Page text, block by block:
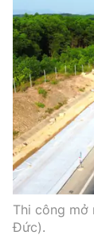
Hàng hải
Đường sắt
Nhà thầu
Mời thầu -
Thi viết về
Chung tay vì
Gương sáng
Đời sống
Lao động -
Showbiz
Điện ảnh
Âm nhạc
Bóng đá
Bình luận
Hậu trường
360 độ thể
Công nghệ
Công nghệ
Sản phẩm mới
Tư vấn
Thế giới
Thời sự Quốc
Hồ sơ tài liệu
Thế giới
Thế giới xây
Đi ++
Du lịch
Khám phá
Video
Thời sự
Thi công mở
Đức).